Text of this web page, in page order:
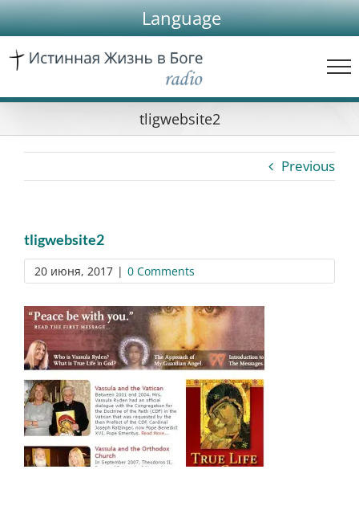
Skip
to
content
Language
tligwebsite2
Previous
tligwebsite2
20 июня, 2017 | 0 Comments